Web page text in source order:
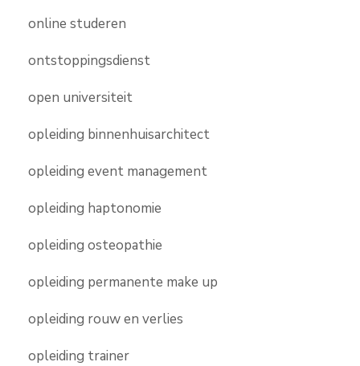
online studeren
ontstoppingsdienst
open universiteit
opleiding binnenhuisarchitect
opleiding event management
opleiding haptonomie
opleiding osteopathie
opleiding permanente make up
opleiding rouw en verlies
opleiding trainer